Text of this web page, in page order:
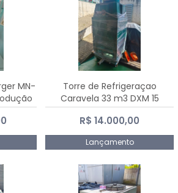
MN-
Torre de Refrigeraçao
Caravela 33 m3 DXM 15
R$ 14.000,00
Lançamento